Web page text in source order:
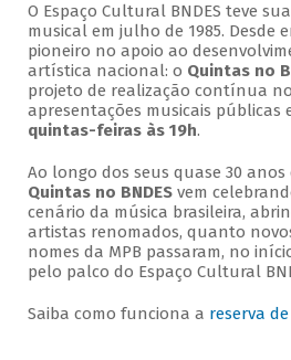
O Espaço Cultural BNDES teve
musical em julho de 1985. Desde
pioneiro no apoio ao
artística nacional: o Quintas no
projeto de realização contínua
apresentações musicais públicas
quintas-feiras às 19h.
Ao longo dos seus quase 30 anos
Quintas no BNDESvem
cenário da música brasileira,
artistas renomados, quanto
nomes da MPB passaram, no
pelo palco do Espaço Cultural
Saiba como funciona a reserva